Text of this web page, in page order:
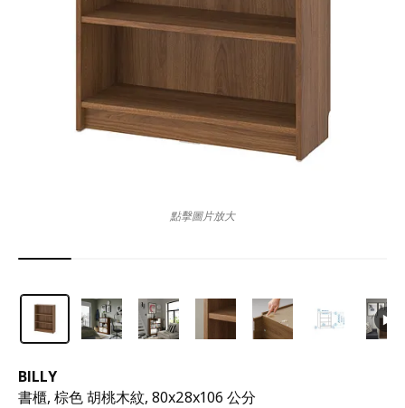
BILLY
書櫃, 棕色 胡桃木紋, 80x28x106 公分
點擊圖片放大